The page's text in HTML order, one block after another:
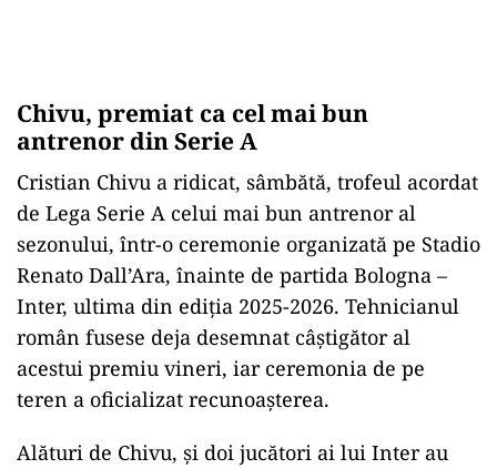
Chivu, premiat ca cel mai bun
antrenor din Serie A
Cristian Chivu a ridicat, sâmbătă, trofeul acordat
de Lega Serie A celui mai bun antrenor al
sezonului, într-o ceremonie organizată pe Stadio
Renato Dall’Ara, înainte de partida Bologna –
Inter, ultima din ediția 2025-2026. Tehnicianul
român fusese deja desemnat câștigător al
acestui premiu vineri, iar ceremonia de pe
teren a oficializat recunoașterea.
Alături de Chivu, și doi jucători ai lui Inter au